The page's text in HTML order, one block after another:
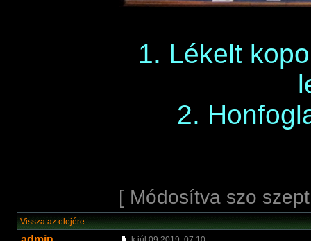
1. Lékelt
2.
[ Módosítva szo
Vissza az elejére